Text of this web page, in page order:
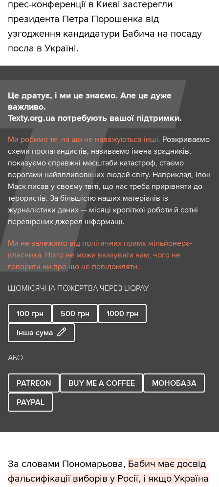
прес-конференції в Києві застерегли
президента Петра Порошенка від
узгодження кандидатури Бабича на посаду
посла в Україні.
Це дратує, і ми це знаємо. Але це дуже
важливо.
Texty.org.ua потребують вашої підтримки.
Ми робимо те, на що не наважуються інші. Розкриваємо
схеми пропагандистів, називаємо імена зрадників,
показуємо справжні масштаби катастроф, стаємо
ворогами найвпливовіших людей світу. Наприклад, Ілон
Маск писав у своєму твіті, що нас треба прирівняти до
терористів. За більшістю наших матеріалів із
журналістики даних — місяці кропіткої роботи й сотні
перевірених джерел інформації.
Ми не залежимо від політичних примх мільйонера-
власника. Ніхто не може вказувати нам, чого не
говорити чи про що не повідомляти.
ЩОМІСЯЧНА ПОЖЕРТВА ЧЕРЕЗ LIQPAY
100 грн 500 грн 1000 грн
Інша сума
АБО
PATREON BUY ME A COFFEE
МОНОБАЗА
PAYPAL
За словами Пономарьова, Бабич має досвід
фальсифікації виборів у Росії, і якщо Україна